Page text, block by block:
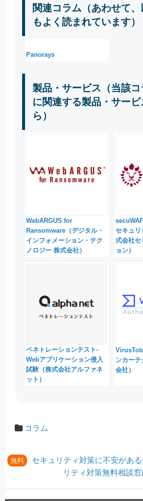
関連コラム（あわせて
もよく読まれています）
Panorays
製品・サービス（当該
に関連する製品・サー
ら）
WebARGUS for
Ransomware（デジタル・
インフォメーション・テク
ノロジー 株式会社）
セキュリ
式会社セ
ョン）
ペネトレーションテスト-
Webアプリケーション侵入
試験（株式会社アルファネ
ット）
ンカーテ
会社）
コラム
無料
セキュリティ対策に不安があ
リティ対策無料相談窓